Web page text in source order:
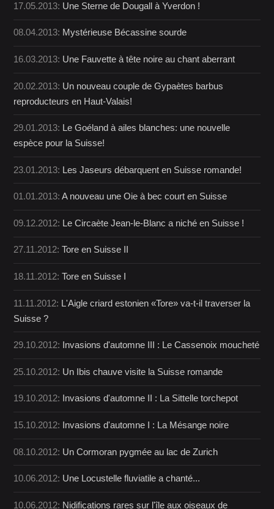
17.05.2013: Une Sterne de Dougall à Yverdon !
08.04.2013: Mystérieuse Bécassine sourde
16.03.2013: Une Fauvette à tête noire au chant aberrant
20.02.2013: Un nouveau couple de Gypaètes barbus
reproducteurs en Haut-Valais!
29.01.2013: Le Goéland à ailes blanches: une nouvelle
espèce pour la Suisse!
23.01.2013: Les Jaseurs débarquent en Suisse romande!
01.01.2013:A nouveau une Oie à bec court en Suisse
09.12.2012: Le Circaète Jean-le-Blanc a niché en Suisse !
27.11.2012:Tore en Suisse II
18.11.2012:Tore en Suisse I
11.11.2012: L'Aigle criard estonien «Tore» va-t-il traverser la
Suisse ?
29.10.2012: Invasions d'automne III : Le Cassenoix moucheté
25.10.2012: Un Ibis chauve visite la Suisse romande
19.10.2012: Invasions d'automne II : La Sittelle torchepot
15.10.2012: Invasions d'automne I : La Mésange noire
08.10.2012: Un Cormoran pygmée au lac de Zurich
10.06.2012: Une Locustelle fluviatile a chanté...
10.06.2012: Nidifications rares sur l'île aux oiseaux de